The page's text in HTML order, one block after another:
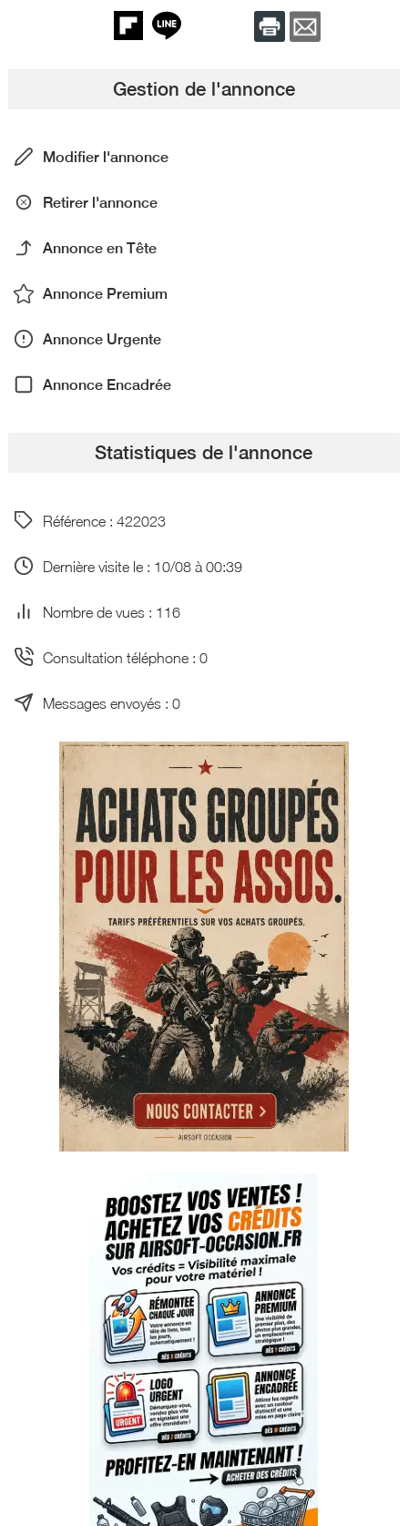
Gestion de l'annonce
Modifier l'annonce
Retirer l'annonce
Annonce en Tête
Annonce Premium
Annonce Urgente
Annonce Encadrée
Statistiques de l'annonce
Référence : 422023
Dernière visite le : 10/08 à 00:39
Nombre de vues : 116
Consultation téléphone : 0
Messages envoyés : 0